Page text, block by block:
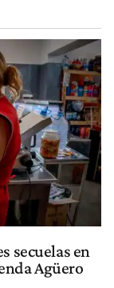
secuelas en
Agüero